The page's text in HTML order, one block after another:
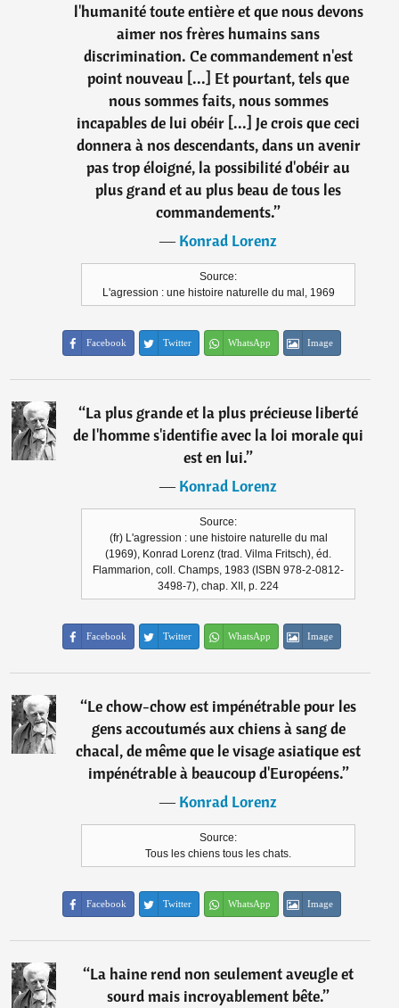
l'humanité toute entière et que nous devons
aimer nos frères humains sans
discrimination. Ce commandement n'est
point nouveau [...] Et pourtant, tels que
nous sommes faits, nous sommes
incapables de lui obéir [...] Je crois que ceci
donnera à nos descendants, dans un avenir
pas trop éloigné, la possibilité d'obéir au
plus grand et au plus beau de tous les
commandements.”
―Konrad Lorenz
Source:
L'agression : une histoire naturelle du mal, 1969
Facebook Twitter WhatsApp Image
“La plus grande et la plus précieuse liberté
de l'homme s'identifie avec la loi morale qui
est en lui.”
―Konrad Lorenz
Source:
(fr) L'agression : une histoire naturelle du mal
(1969), Konrad Lorenz (trad. Vilma Fritsch), éd.
Flammarion, coll. Champs, 1983 (ISBN 978-2-0812-
3498-7), chap. XII, p. 224
Facebook Twitter WhatsApp Image
“Le chow-chow est impénétrable pour les
gens accoutumés aux chiens à sang de
chacal, de même que le visage asiatique est
impénétrable à beaucoup d'Européens.”
―Konrad Lorenz
Source:
Tous les chiens tous les chats.
Facebook Twitter WhatsApp Image
“La haine rend non seulement aveugle et
sourd mais incroyablement bête.”